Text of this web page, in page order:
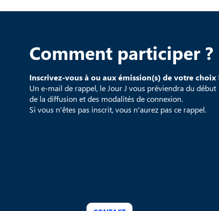
Comment participer ?
Inscrivez-vous à ou aux émission(s) de votre
Un e-mail de rappel, le Jour J vous préviendra du début
de la diffusion et des modalités de connexion.
Si vous n'êtes pas inscrit, vous n'aurez pas ce rappel.